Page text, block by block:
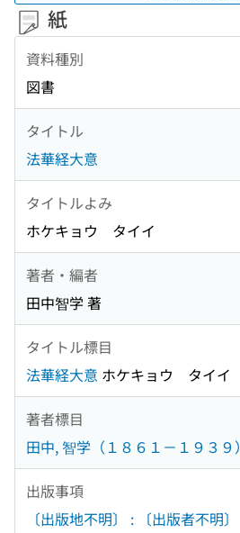
紙
資料種別
図書
タイトル
法華経大意
タイトルよみ
ホケキョウ タイイ
著者・編者
田中智学 著
タイトル標目
法華経大意 ホケキョウ タイイ
著者標目
田中, 智学（１８６１－１９３９）
出版事項
〔出版地不明〕 : 〔出版者不明〕